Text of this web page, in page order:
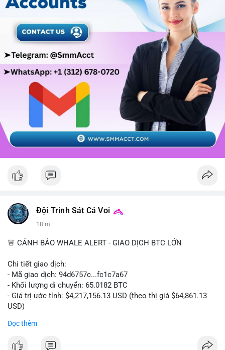
Đội Trinh Sát Cá Voi
18 m
🚨 CẢNH BÁO WHALE ALERT - GIAO DỊCH BTC LỚN
Chi tiết giao dịch:
- Mã giao dịch: 94d6757c...fc1c7a67
- Khối lượng di chuyển: 65.0182 BTC
- Giá trị ước tính: $4,217,156.13 USD (theo thị giá $64,861.13
USD)
Đọc thêm